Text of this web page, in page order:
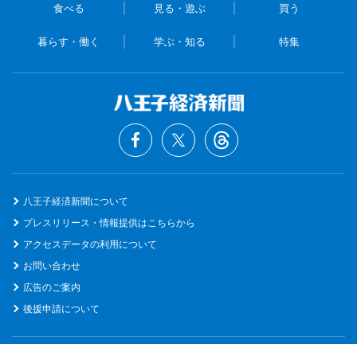
食べる 見る・遊ぶ 買う
暮らす・働く 学ぶ・知る 特集
八王子経済新聞について
プレスリリース・情報提供はこちらから
アクセスデータの利用について
お問い合わせ
広告のご案内
後援申請について